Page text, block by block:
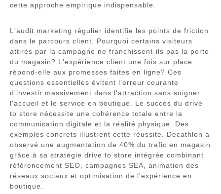
cette approche empirique indispensable.
L'audit marketing régulier identifie les points de friction
dans le parcours client. Pourquoi certains visiteurs
attirés par la campagne ne franchissent-ils pas la porte
du magasin? L'expérience client une fois sur place
répond-elle aux promesses faites en ligne? Ces
questions essentielles évitent l'erreur courante
d'investir massivement dans l'attraction sans soigner
l'accueil et le service en boutique. Le succès du drive
to store nécessite une cohérence totale entre la
communication digitale et la réalité physique. Des
exemples concrets illustrent cette réussite. Decathlon a
observé une augmentation de 40% du trafic en magasin
grâce à sa stratégie drive to store intégrée combinant
référencement SEO, campagnes SEA, animation des
réseaux sociaux et optimisation de l'expérience en
boutique.